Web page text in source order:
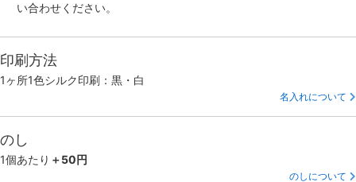
い合わせください。
印刷方法
1ヶ所1色シルク印刷：黒・白
名入れについて
のし
1個あたり ＋50円
のしについて